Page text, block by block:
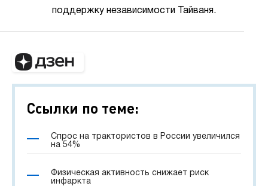
поддержку независимости Тайваня.
Ссылки по теме:
Спрос на трактористов в России увеличился
на 54%
Физическая активность снижает риск
инфаркта